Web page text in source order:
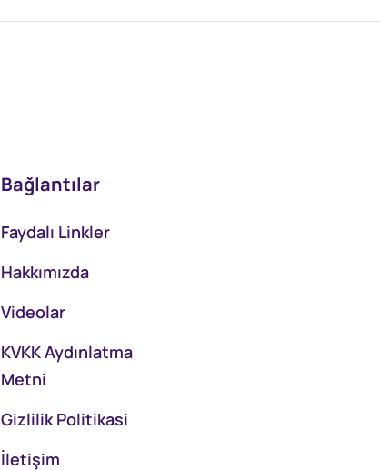
Bağlantılar
Faydalı Linkler
Hakkımızda
Videolar
KVKK Aydınlatma
Metni
Gizlilik Politikasi
İletişim